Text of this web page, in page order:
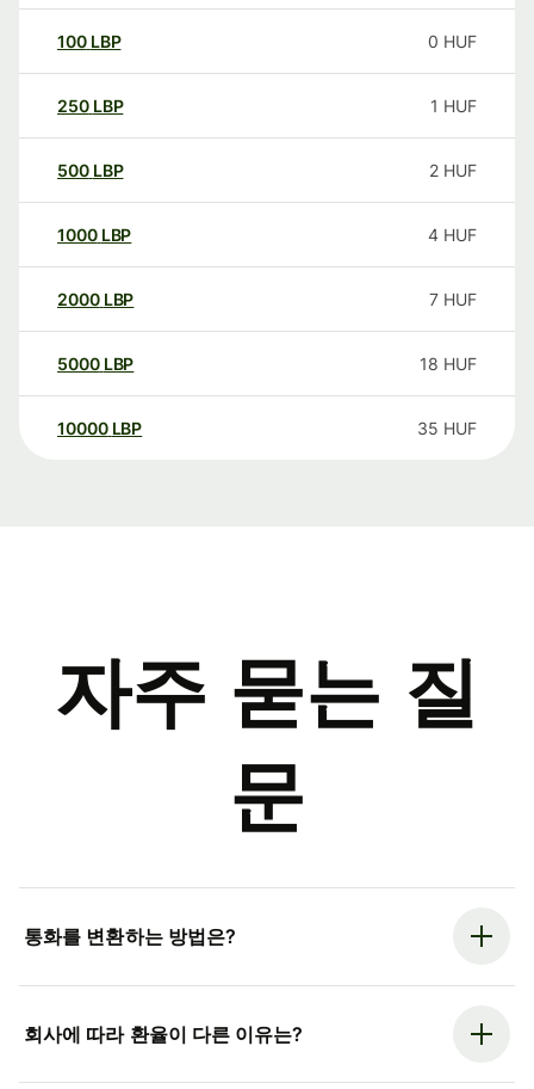
100 LBP 0 HUF
250 LBP 1 HUF
500 LBP 2 HUF
1000 LBP 4 HUF
2000 LBP 7 HUF
5000 LBP 18 HUF
10000 LBP 35 HUF
자주 묻는 질
문
통화를 변환하는 방법은?
회사에 따라 환율이 다른 이유는?